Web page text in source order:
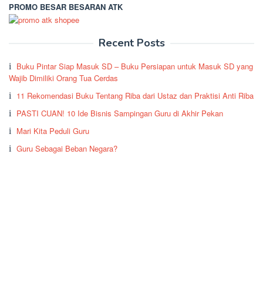
PROMO BESAR BESARAN ATK
Recent Posts
Buku Pintar Siap Masuk SD – Buku Persiapan untuk Masuk SD yang
Wajib Dimiliki Orang Tua Cerdas
11 Rekomendasi Buku Tentang Riba dari Ustaz dan Praktisi Anti Riba
PASTI CUAN! 10 Ide Bisnis Sampingan Guru di Akhir Pekan
Mari Kita Peduli Guru
Guru Sebagai Beban Negara?